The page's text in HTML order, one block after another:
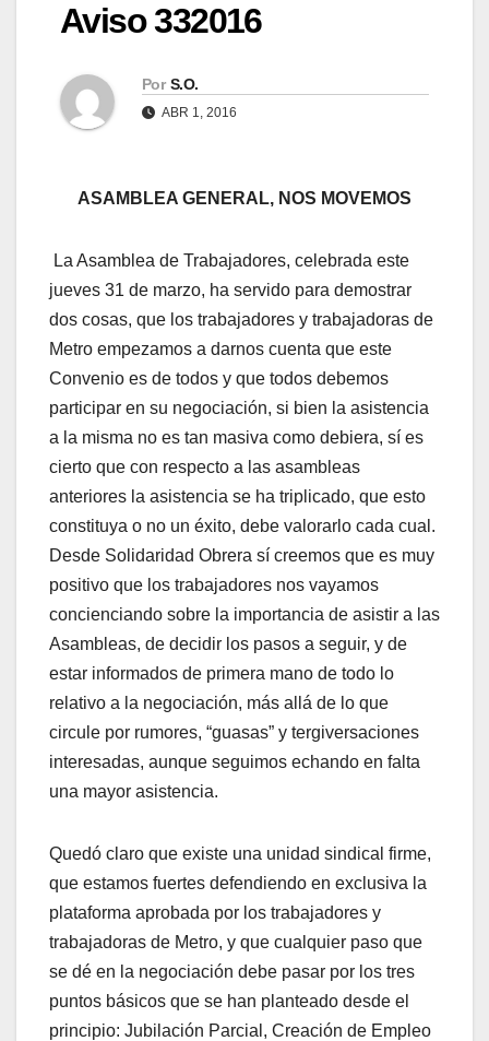
Aviso 332016
Por S.O.
ABR 1, 2016
ASAMBLEA GENERAL, NOS MOVEMOS
La Asamblea de Trabajadores, celebrada este
jueves 31 de marzo, ha servido para demostrar
dos cosas, que los trabajadores y trabajadoras de
Metro empezamos a darnos cuenta que este
Convenio es de todos y que todos debemos
participar en su negociación, si bien la asistencia
a la misma no es tan masiva como debiera, sí es
cierto que con respecto a las asambleas
anteriores la asistencia se ha triplicado, que esto
constituya o no un éxito, debe valorarlo cada cual.
Desde Solidaridad Obrera sí creemos que es muy
positivo que los trabajadores nos vayamos
concienciando sobre la importancia de asistir a las
Asambleas, de decidir los pasos a seguir, y de
estar informados de primera mano de todo lo
relativo a la negociación, más allá de lo que
circule por rumores, “guasas” y tergiversaciones
interesadas, aunque seguimos echando en falta
una mayor asistencia.
Quedó claro que existe una unidad sindical firme,
que estamos fuertes defendiendo en exclusiva la
plataforma aprobada por los trabajadores y
trabajadoras de Metro, y que cualquier paso que
se dé en la negociación debe pasar por los tres
puntos básicos que se han planteado desde el
principio: Jubilación Parcial, Creación de Empleo